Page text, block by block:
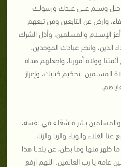
صل وسلم على عبدك ورسولك
وارض عن التابعين ومن تبعهم
الإسلام والمسلمين، وأذل الشرك
الدين، وانصر عبادك الموحدين.
وولاة أمورنا، واجعلهم هداة
المسلمين لتحكيم كتابك، وإعزاز
والمسلمين بشر فاشغَله في نفسه،
الغلاء والوباء والربا والزنا،
ما ظهر منها وما بطن، عن بلدنا هذا
عامة يا رب العالمين. اللهم ارفع